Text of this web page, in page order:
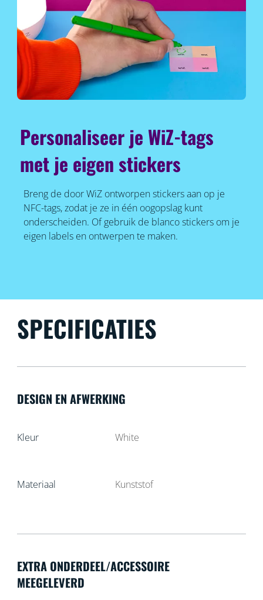
Personaliseer je WiZ-tags
met je eigen stickers
Breng de door WiZ ontworpen stickers aan op je
NFC-tags, zodat je ze in één oogopslag kunt
onderscheiden. Of gebruik de blanco stickers om je
eigen labels en ontwerpen te maken.
SPECIFICATIES
DESIGN EN AFWERKING
Kleur White
Materiaal Kunststof
EXTRA ONDERDEEL/ACCESSOIRE
MEEGELEVERD